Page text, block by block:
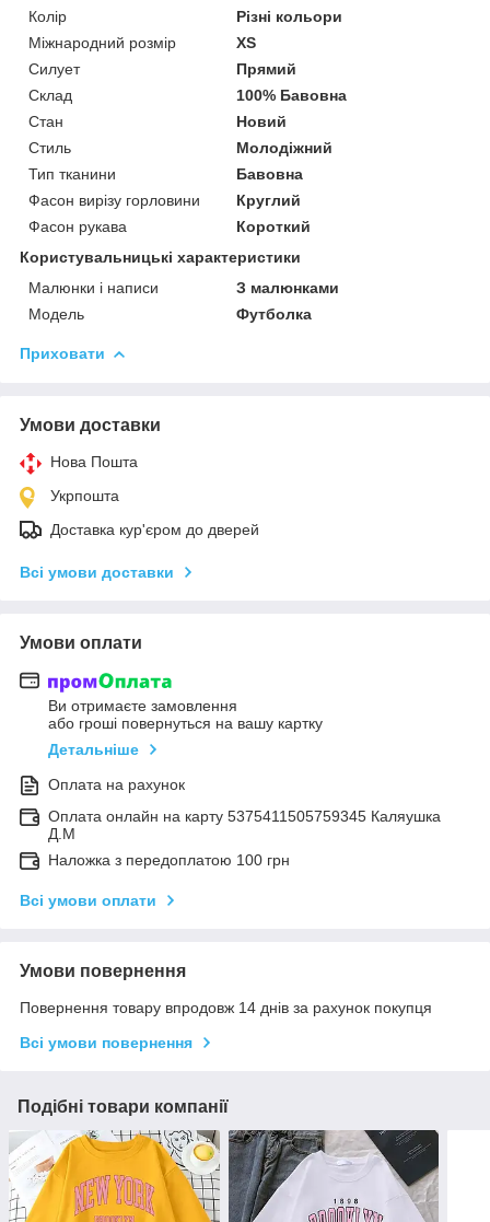
Колір
Різні кольори
Міжнародний розмір
XS
Силует
Прямий
Склад
100% Бавовна
Стан
Новий
Стиль
Молодіжний
Тип тканини
Бавовна
Фасон вирізу горловини
Круглий
Фасон рукава
Короткий
Користувальницькі характеристики
Малюнки і написи
З малюнками
Модель
Футболка
Приховати
Умови доставки
Нова Пошта
Укрпошта
Доставка кур'єром до дверей
Всі умови доставки
Умови оплати
Ви отримаєте замовлення
або гроші повернуться на вашу картку
Детальніше
Оплата на рахунок
Оплата онлайн на карту 5375411505759345 Каляушка
Д.М
Наложка з передоплатою 100 грн
Всі умови оплати
Умови повернення
Повернення товару впродовж 14 днів за рахунок покупця
Всі умови повернення
Подібні товари компанії